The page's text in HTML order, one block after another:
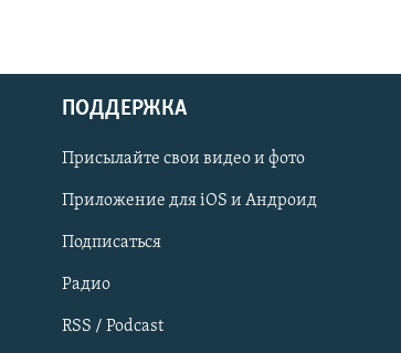
Українською
Qırımtatar
ПРИСОЕДИНЯЙТЕСЬ!
ПОДДЕРЖКА
Присылайте свои видео и фото
Приложение для iOS и Андроид
Подписаться
Радио
RSS / Podcast